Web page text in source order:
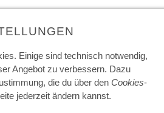
Einige sind technisch not­wendig,
Angebot zu ver­bessern. Dazu
die du über den Cookies-
jeder­zeit ändern kannst.